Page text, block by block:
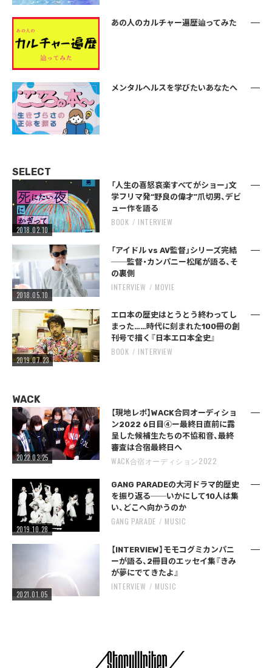
あの人のカルチャー遍歴辿ってみた
メンタルヘルスを学びたいあなたへ
SELECT
2018.02.10
「人生の喜怒哀楽すべてがショー」文
学フリマ発“野良の偉才”爪切男、デビ
ュー作を語る
BOOK INTERVIEW
2018.05.10
「アイドル vs AV監督」シリーズ完結
──監督・カンパニー松尾が語る、そ
の裏側
INTERVIEW MOVIE
2019.07.23
エロ本の歴史はとうとう終わってし
まった……時代に刻まれた100冊の創
刊号で描く『日本エロ本全史』
BOOK INTERVIEW
WACK
2022.03.25
【現地レポ】WACK合同オーディショ
ン2022 6日目④ー最終日直前に露
呈した候補生たちの不協和音、最終
審査は合宿最終日へ
WACK合宿オーディション2022
2019.10.28
GANG PARADEの大河ドラマ的歴史
を振り返る──いかにして10人は集
い、どこへ向かうのか
GANG PARADE MUSIC
2021.01.05
【INTERVIEW】モモコグミカンパニ
ーが語る、2冊目のエッセイ集『きみ
が夢にでてきたよ』
INTERVIEW MUSIC